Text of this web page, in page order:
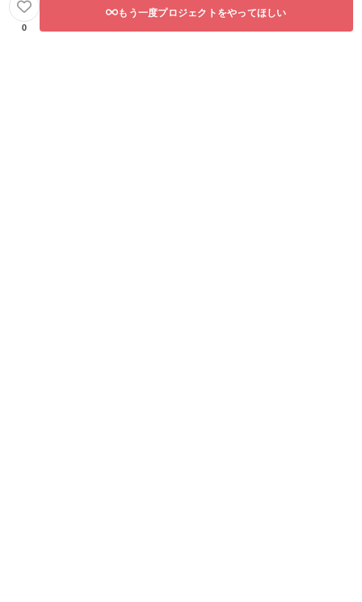
0
もう一度プロジェクトをやってほしい